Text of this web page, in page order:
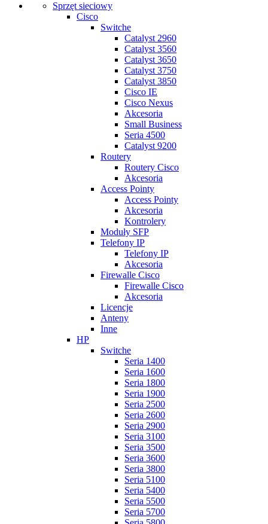
Sprzęt sieciowy
Cisco
Switche
Catalyst 2960
Catalyst 3560
Catalyst 3650
Catalyst 3750
Catalyst 3850
Cisco IE
Cisco Nexus
Akcesoria
Small Business
Seria 4500
Catalyst 9200
Routery
Routery Cisco
Akcesoria
Access Pointy
Access Pointy
Akcesoria
Kontrolery
Moduły SFP
Telefony IP
Telefony IP
Akcesoria
Firewalle Cisco
Firewalle Cisco
Akcesoria
Licencje
Anteny
Inne
HP
Switche
Seria 1400
Seria 1600
Seria 1800
Seria 1900
Seria 2500
Seria 2600
Seria 2900
Seria 3100
Seria 3500
Seria 3600
Seria 3800
Seria 5100
Seria 5400
Seria 5500
Seria 5700